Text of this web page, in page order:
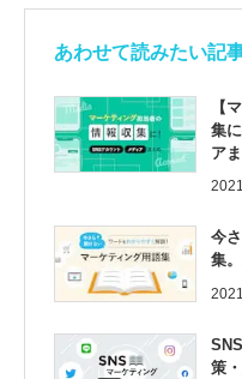
あわせて読みたい記
【
集
ア
今
集
策